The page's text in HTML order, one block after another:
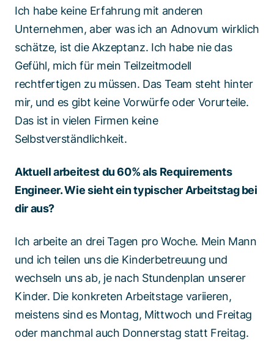
Ich habe keine Erfahrung mit anderen
Unternehmen, aber was ich an Adnovum wirklich
schätze, ist die Akzeptanz. Ich habe nie das
Gefühl, mich für mein Teilzeitmodell
rechtfertigen zu müssen. Das Team steht hinter
mir, und es gibt keine Vorwürfe oder Vorurteile.
Das ist in vielen Firmen keine
Selbstverständlichkeit.
Aktuell arbeitest du 60% als Requirements
Engineer. Wie sieht ein typischer Arbeitstag bei
dir aus?
Ich arbeite an drei Tagen pro Woche. Mein Mann
und ich teilen uns die Kinderbetreuung und
wechseln uns ab, je nach Stundenplan unserer
Kinder. Die konkreten Arbeitstage variieren,
meistens sind es Montag, Mittwoch und Freitag
oder manchmal auch Donnerstag statt Freitag.